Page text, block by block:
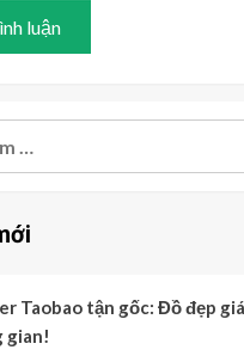
Taobao tận gốc: Đồ đẹp
gian!